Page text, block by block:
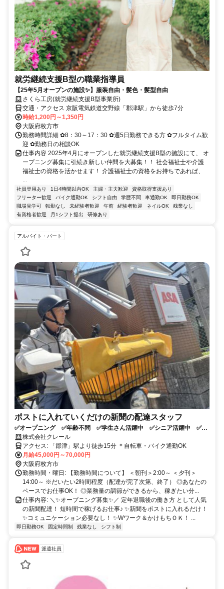
就労継続支援B型の職業指導員
【25年5月オープンの施設✨】服装自由・髪色・髪型自由
さくら工房(就労継続支援B型事業所)
交通・アクセス 京阪電気鉄道交野線「郡津駅」から徒歩7分
時給1,200円～1,350円
大阪府枚方市
勤務時間詳細 ✿8：30～17：30 ✿週5日勤務できる方 ✿フルタイム歓
迎 ✿勤務日の相談OK
仕事内容 2025年4月にオープンした就労継続支援B型の施設にて、 オ
ープニング募集に引続き新しい仲間を大募集！！ 社会福祉士や介護
福祉士の資格を活かせます！ 介護福祉士の資格をお持ちであれば、
...
社員登用あり 1日4時間以内OK 主婦・主夫歓迎
資格取得支援あり
フリーター歓迎
バイク通勤OK シフト自由 学歴不問 車通勤OK
即日勤務OK
職場見学可
転勤なし 未経験者歓迎 午前 経験者歓迎 ネイルOK
残業なし
有資格者歓迎
月1シフト提出 研修あり
アルバイト・パート
ポストに入れていくだけの新聞の配達スタッフ
✅オープニング ✅年齢不問 ✅学生さん活躍中 ✅シニア活躍中 ✅時
間を有効活用
株式会社クレール
アクセス: 「郡津」駅より徒歩15分 ＊自転車・バイク通勤OK
月給45,000円～70,000円
大阪府枚方市
勤務時間・曜日: 【勤務時間について】 ＜朝刊＞2:00～ ＜夕刊＞
14:00～ ※だいたい2時間程度（配達が完了次第、終了） ◎あなたの
ペースでお仕事OK！ ◎業務量の調節ができるから、稼ぎたい分...
仕事内容: ＼✨オープニング募集✨／ 定年退職後の働き方 として人気
の新聞配達！ 短時間で稼げるお仕事♪ ✨新聞をポストに入れるだけ！
✨コミュニケーション必要なし！ ✨Wワーク＆かけもちＯＫ！ ...
即日勤務OK 固定時間制 残業なし シフト制
派遣社員